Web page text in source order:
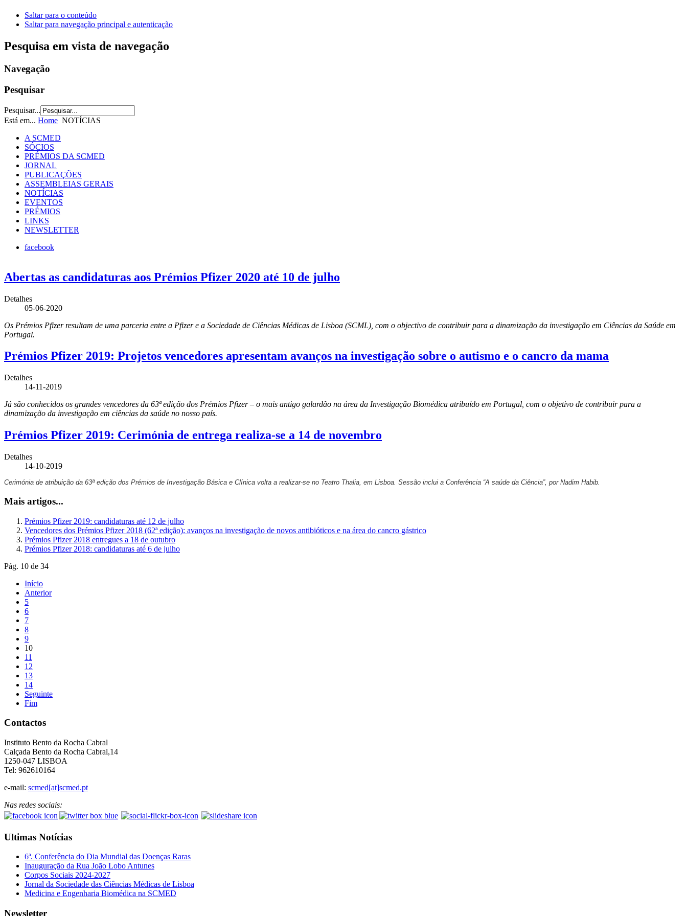
Saltar para o conteúdo
Saltar para navegação principal e autenticação
Pesquisa em vista de navegação
Navegação
Pesquisar
Pesquisar...
Está em... Home NOTÍCIAS
A SCMED
SÓCIOS
PRÉMIOS DA SCMED
JORNAL
PUBLICAÇÕES
ASSEMBLEIAS GERAIS
NOTÍCIAS
EVENTOS
PRÉMIOS
LINKS
NEWSLETTER
facebook
Abertas as candidaturas aos Prémios Pfizer 2020 até 10 de julho
Detalhes
05-06-2020
Os Prémios Pfizer resultam de uma parceria entre a Pfizer e a Sociedade de Ciências Médicas de Lisboa (SCML), com o objectivo de contribuir para a dinamização da investigação em Ciências da Saúde em
Portugal.
Prémios Pfizer 2019: Projetos vencedores apresentam avanços na investigação sobre o autismo e o cancro da mama
Detalhes
14-11-2019
Já são conhecidos os grandes vencedores da 63ª edição dos Prémios Pfizer – o mais antigo galardão na área da Investigação Biomédica atribuído em Portugal, com o objetivo de contribuir para a
dinamização da investigação em ciências da saúde no nosso país.
Prémios Pfizer 2019: Cerimónia de entrega realiza-se a 14 de novembro
Detalhes
14-10-2019
Cerimónia de atribuição da 63ª edição dos Prémios de Investigação Básica e Clínica volta a realizar-se no Teatro Thalia, em Lisboa. Sessão inclui a Conferência “A saúde da Ciência”, por Nadim Habib.
Mais artigos...
Prémios Pfizer 2019: candidaturas até 12 de julho
Vencedores dos Prémios Pfizer 2018 (62ª edição): avanços na investigação de novos antibióticos e na área do cancro gástrico
Prémios Pfizer 2018 entregues a 18 de outubro
Prémios Pfizer 2018: candidaturas até 6 de julho
Pág. 10 de 34
Início
Anterior
5
6
7
8
9
10
11
12
13
14
Seguinte
Fim
Contactos
Instituto Bento da Rocha Cabral
Calçada Bento da Rocha Cabral,14
1250-047 LISBOA
Tel: 962610164
e-mail: scmed[at]scmed.pt
Nas redes sociais:
Ultimas Notícias
6ª. Conferência do Dia Mundial das Doenças Raras
Inauguração da Rua João Lobo Antunes
Corpos Sociais 2024-2027
Jornal da Sociedade das Ciências Médicas de Lisboa
Medicina e Engenharia Biomédica na SCMED
Newsletter